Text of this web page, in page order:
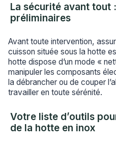
La sécurité avant tout
préliminaires
Avant toute intervention,
cuisson située sous la hotte
hotte dispose d’un mode «
manipuler les composants
la débrancher ou de couper
travailler en toute sérénité.
Votre liste d’outils
de la hotte en inox